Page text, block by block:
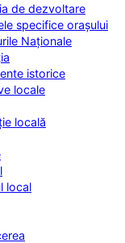
de dezvoltare
specifice orașului
Naționale
istorice
locale
locală
local